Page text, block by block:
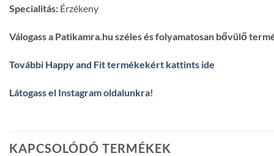
Specialitás: Érzékeny
Válogass a Patikamra.hu széles és folyamatosan bővülő
További Happy and Fit termékekért kattints ide
Látogass el Instagram oldalunkra!
KAPCSOLÓDÓ TERMÉKEK